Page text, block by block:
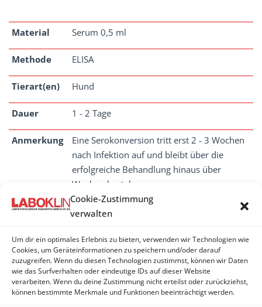
Cookie-Zustimmung
verwalten
Um dir ein optimales Erlebnis zu bieten, verwenden wir Technologien wie
Cookies, um Geräteinformationen zu speichern und/oder darauf
zuzugreifen. Wenn du diesen Technologien zustimmst, können wir Daten
wie das Surfverhalten oder eindeutige IDs auf dieser Website
verarbeiten. Wenn du deine Zustimmung nicht erteilst oder zurückziehst,
können bestimmte Merkmale und Funktionen beeinträchtigt werden.
Material Serum 0,5 ml
Methode ELISA
Tierart(en) Hund
Dauer 1 - 2 Tage
Anmerkung
Eine Serokonversion tritt erst 2 - 3 Wochen
nach Infektion auf und bleibt über die
erfolgreiche Behandlung hinaus über
Wochen bestehen.
SARCOPTES
Sarcoptes - Antikörper
Sarcoptes scabiei var. canis - PCR